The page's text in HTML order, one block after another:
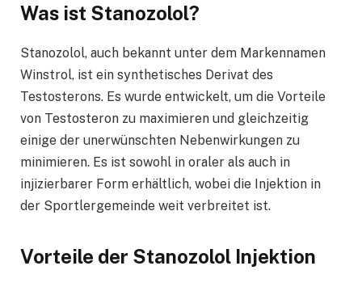
Was ist Stanozolol?
Stanozolol, auch bekannt unter dem Markennamen
Winstrol, ist ein synthetisches Derivat des
Testosterons. Es wurde entwickelt, um die Vorteile
von Testosteron zu maximieren und gleichzeitig
einige der unerwünschten Nebenwirkungen zu
minimieren. Es ist sowohl in oraler als auch in
injizierbarer Form erhältlich, wobei die Injektion in
der Sportlergemeinde weit verbreitet ist.
Vorteile der Stanozolol Injektion